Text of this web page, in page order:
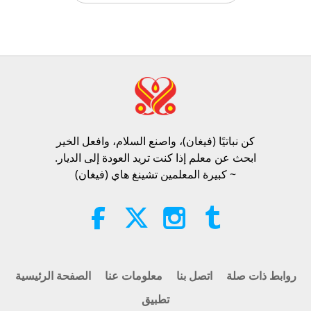
النباتية أسلوب العيش النبيل 2023-09-07
25:38
أخبار جديرة بالاهتمام
“Fast Charge” Is Wonderful Way
Whenever Material World Begins
to Feel Too Imposing
أخبار جديرة بالاهتمام 2026-08-05
أخبار جديرة بالاهتمام
أخبار جديرة بالاهتمام 2026-08-05 304 الآراء
الأخلاق الإسلامية بشأن الماء: مختارات
كن نباتيًا (فيغان)، واصنع السلام، وافعل الخير​
ابحث عن معلم إذا كنت تريد العودة إلى الديار.
~ كبيرة المعلمين تشينغ هاي (فيغان)
الصفحة الرئيسية معلومات عنا اتصل بنا
روابط ذات صلة
تطبيق